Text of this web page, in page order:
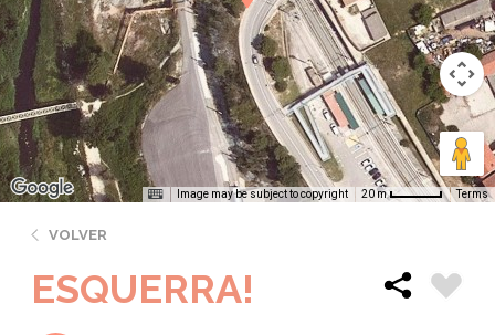
Image may be subject to copyright 20 m Terms
VOLVER
ESQUERRA!